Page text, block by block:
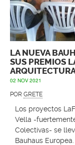
LA NUEVA
SUS PREMIOS
02 NOV 2021
POR GRETE
Los proyectos
Vella -
Colectivas- se
Bauhaus Europea.